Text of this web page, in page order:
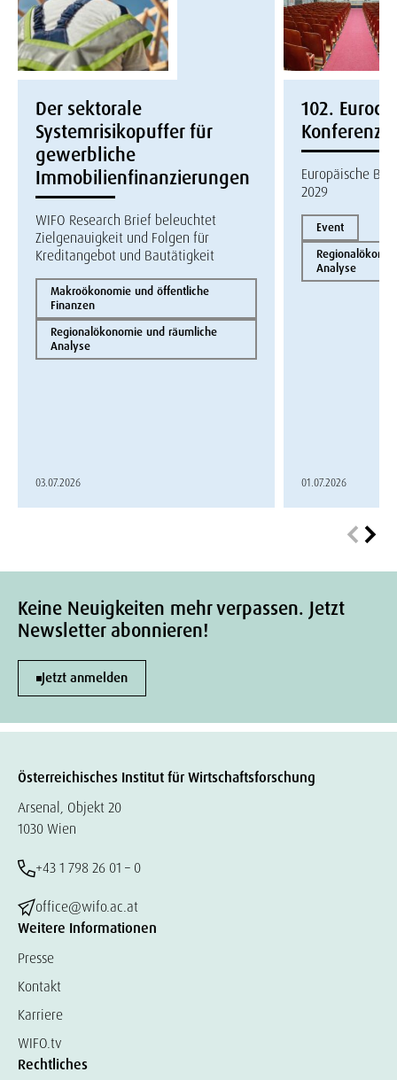
Der sektorale
Systemrisikopuffer für
gewerbliche
Immobilienfinanzierungen
WIFO Research Brief beleuchtet
Zielgenauigkeit und Folgen für
Kreditangebot und Bautätigkeit
Makroökonomie und öffentliche
Finanzen
Regionalökonomie und räumliche
Analyse
03.07.2026
102.
Konferenz
Europäische
2029
Event
Analyse
01.07.2026
Keine Neuigkeiten mehr verpassen. Jetzt
Newsletter abonnieren!
Jetzt anmelden
Österreichisches Institut für Wirtschaftsforschung
Arsenal, Objekt 20
1030 Wien
+43 1 798 26 01 – 0
office@wifo.ac.at
Weitere Informationen
Presse
Kontakt
Karriere
WIFO.tv
Rechtliches